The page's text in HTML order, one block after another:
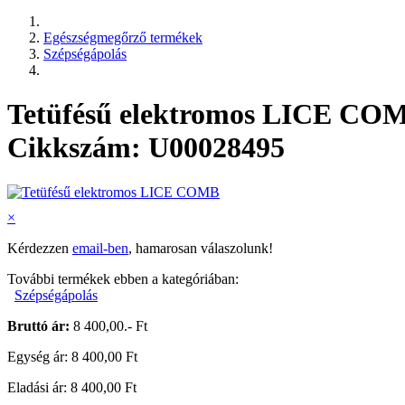
Egészségmegőrző termékek
Szépségápolás
Tetüfésű elektromos LICE
Cikkszám: U00028495
×
Kérdezzen email-ben, hamarosan válaszolunk!
További termékek ebben a kategóriában:
Szépségápolás
Bruttó ár: 8 400,00.- Ft
Egység ár: 8 400,00 Ft
Eladási ár: 8 400,00 Ft